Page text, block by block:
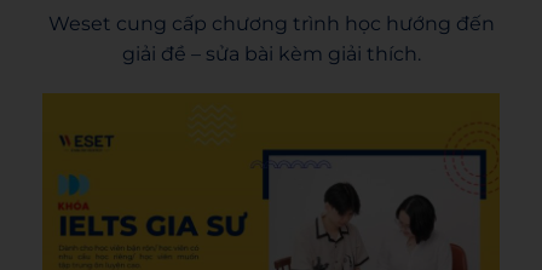
Weset cung cấp chương trình học hướng đến
giải đề – sửa bài kèm giải thích.